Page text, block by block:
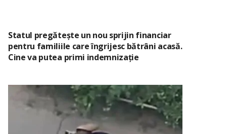
Statul pregătește un nou sprijin financiar
pentru familiile care îngrijesc bătrâni acasă.
Cine va putea primi indemnizație